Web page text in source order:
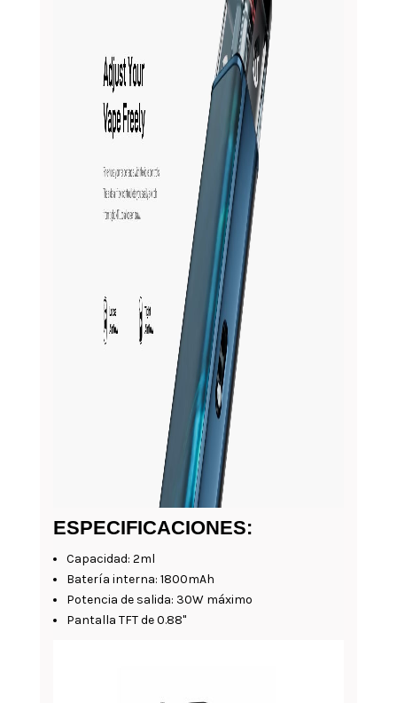
ESPECIFICACIONES:
Capacidad: 2ml
Batería interna: 1800mAh
Potencia de salida: 30W máximo
Pantalla TFT de 0.88"